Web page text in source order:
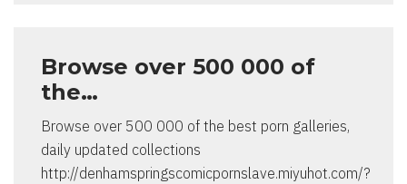
Browse over 500 000 of
the…
Browse over 500 000 of the best porn galleries,
daily updated collections
http://denhamspringscomicpornslave.miyuhot.com/?